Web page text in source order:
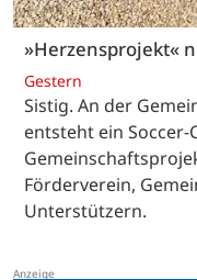
»Herzensprojekt«
Gestern
Sistig. An der
entsteht ein
Förderverein,
Unterstützern.